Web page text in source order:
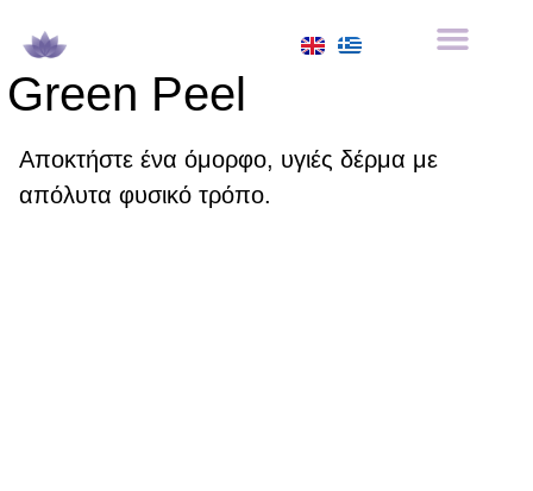
Green Peel
Αποκτήστε ένα όμορφο, υγιές δέρμα με
απόλυτα φυσικό τρόπο.